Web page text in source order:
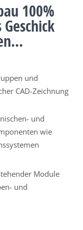
100%
und
CAD-Zeichnung
und
wie
Module
und